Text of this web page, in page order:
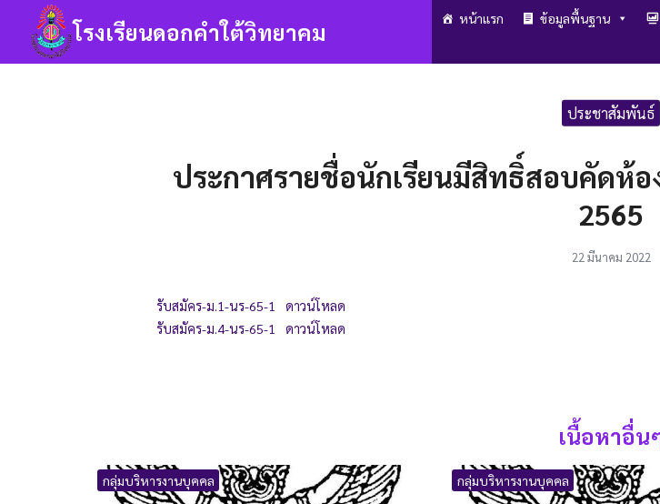
content
โรงเรียนดอกคำใต้วิทยาคม หน้าแรก ข้อมูลพื้นฐาน
ประชาสัมพันธ์
ประกาศรายชื่อนักเรียนมีสิทธิ์สอบคัดห้
2565
22 มีนาคม 2022
รับสมัคร-ม.1-นร-65-1
ดาวน์โหลด
รับสมัคร-ม.4-นร-65-1
ดาวน์โหลด
เนื้อหาอื่น
กลุ่มบริหารงานบุคคล กลุ่มบริหารงานบุคคล